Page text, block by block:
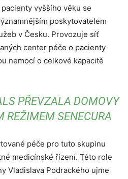
vyššího věku se
poskytovatelem
v Česku. Provozuje síť
center péče o pacienty
nemocí o celkové kapacitě
PŘEVZALA DOMOVY
REŽIMEM SENECURA
péče pro tuto skupinu
medicínské řízení. Této role
Vladislava Podrackého ujme